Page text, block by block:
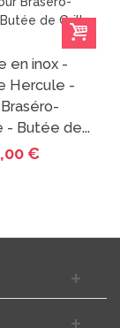
en inox -
Hercule -
- Butée de...
€